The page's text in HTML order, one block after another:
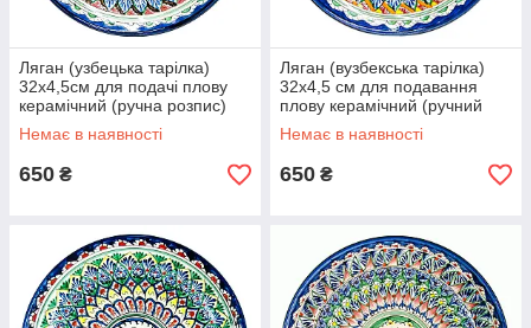
Ляган (узбецька тарілка)
32х4,5см для подачі плову
керамічний (ручна розпис)
(варіант 6)
Немає в наявності
650 ₴
Ляган (вузбекська тарілка)
32х4,5 см для подавання
плову керамічний (ручний
розпис) (варіант 7)
Немає в наявності
650 ₴